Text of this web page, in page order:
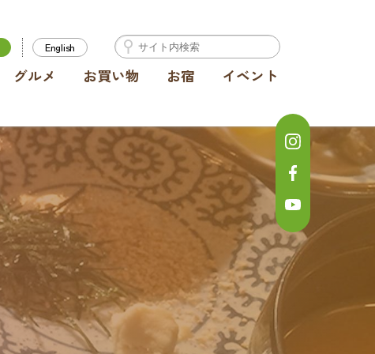
グルメ お買い物 お宿 イベント
English